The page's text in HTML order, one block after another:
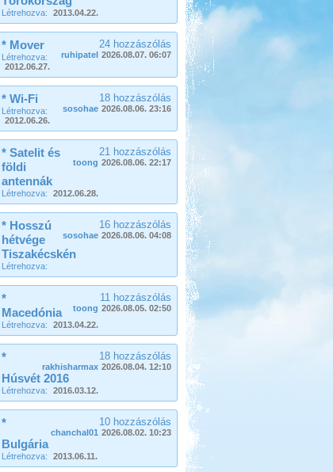
sportosabb történet.
Toscana
Beküldte:Nemo25
1 nappal az indulás előtt Toscana
lett a befutó....
Salzburgerland
Beküldte:Nemo25
egy álomszép táj..
Isztambul ősszel
Beküldte:
Nem kell félni Törökországtól...
Örvényesi vadkemping
Létrehozva: 2013.04.22.
24 hozzászólás
ruhipatel 2026.08.07. 06:07
* Mover
Létrehozva:
2012.06.27.
18 hozzászólás
sosohae 2026.08.06. 23:16
* Wi-Fi
Létrehozva:
2012.06.26.
21 hozzászólás
toong 2026.08.06. 22:17
* Satelit és
földi
antennák
Létrehozva: 2012.06.28.
16 hozzászólás
sosohae 2026.08.06. 04:08
* Hosszú
hétvége
Tiszakécskén
Létrehozva:
11 hozzászólás
toong 2026.08.05. 02:50
*
Macedónia
Létrehozva: 2013.04.22.
18 hozzászólás
rakhisharmax 2026.08.04. 12:10
*
Húsvét 2016
Létrehozva: 2016.03.12.
10 hozzászólás
chanchal01 2026.08.02. 10:23
*
Bulgária
Létrehozva: 2013.06.11.